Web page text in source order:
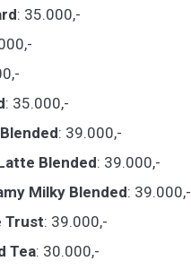
: 35.000,-
: 35.000,-
: 39.000,-
Blended: 39.000,-
Milky Blended: 39.000,-
Trust: 39.000,-
Tea: 30.000,-